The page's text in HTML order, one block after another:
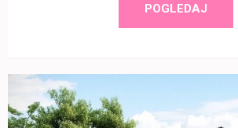
POGLEDAJ